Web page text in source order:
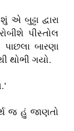
બુઢ્ઢા દ્વારા
પીસ્તોલ
બારણા
થોભી ગયો.
જ હું જાણતો